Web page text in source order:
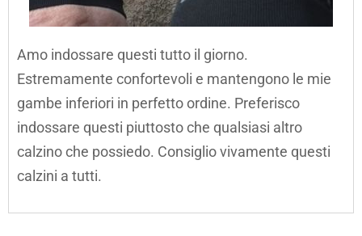
Amo indossare questi tutto il giorno.
Estremamente confortevoli e mantengono le mie
gambe inferiori in perfetto ordine. Preferisco
indossare questi piuttosto che qualsiasi altro
calzino che possiedo. Consiglio vivamente questi
calzini a tutti.